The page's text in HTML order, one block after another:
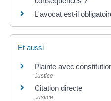
L'avocat est-il
Et aussi
Plainte avec
Justice
Citation directe
Justice